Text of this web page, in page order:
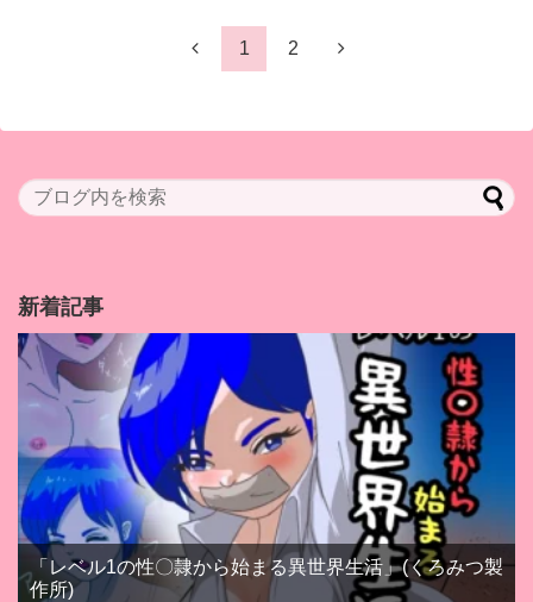
1 2
新着記事
「レベル1の性〇隷から始まる異世界生活」(くろみつ製
作所)